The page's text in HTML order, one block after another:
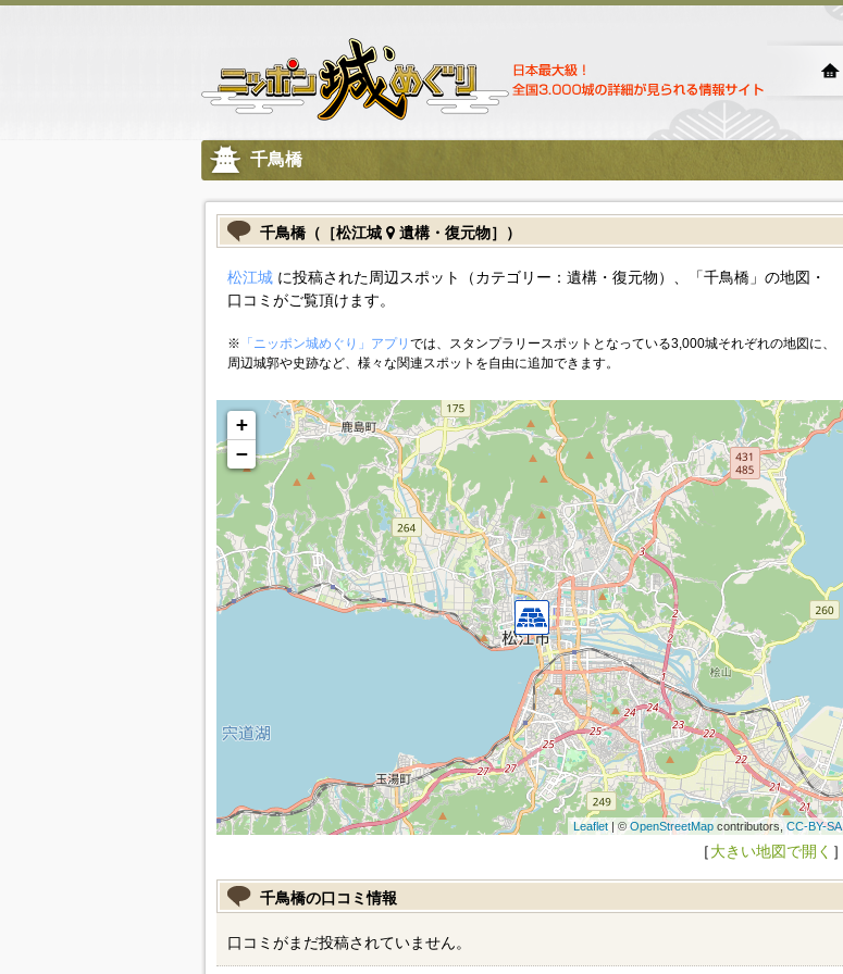
千鳥橋
千鳥橋（［松江城 遺構・復元物］）
松江城に投稿された周辺スポット（カテゴリー：遺構・復元物）、「千鳥橋」の地図・
口コミがご覧頂けます。
※ 「ニッポン城めぐり」アプリ では、スタンプラリースポットとなっている3,000城それぞれの地図に、
周辺城郭や史跡など、様々な関連スポットを自由に追加できます。
+
−
Leaflet| © OpenStreetMapcontributors, CC-BY-SA
［大きい地図で開く ］
千鳥橋の口コミ情報
口コミがまだ投稿されていません。